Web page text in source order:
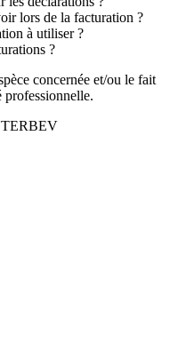
lors de la facturation ?
à utiliser ?
?
concernée et/ou le fait
professionnelle.